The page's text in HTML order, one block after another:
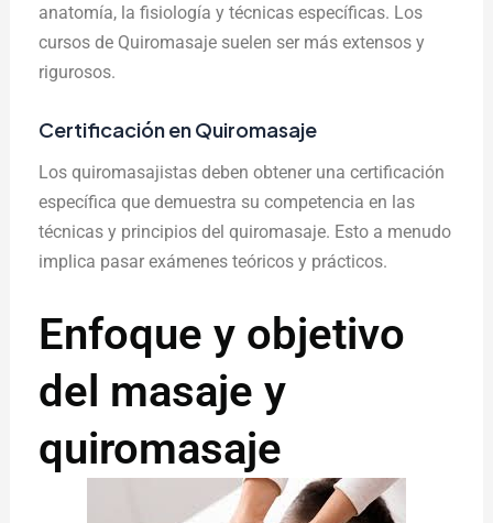
anatomía, la fisiología y técnicas específicas. Los
cursos de Quiromasaje suelen ser más extensos y
rigurosos.
Certificación en Quiromasaje
Los quiromasajistas deben obtener una certificación
específica que demuestra su competencia en las
técnicas y principios del quiromasaje. Esto a menudo
implica pasar exámenes teóricos y prácticos.
Enfoque y objetivo
del masaje y
quiromasaje